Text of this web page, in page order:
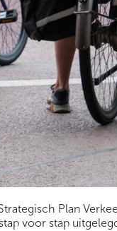
Plan
voor stap